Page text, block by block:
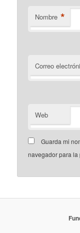
Nombre *
Correo
Web
Guarda mi
navegador para la